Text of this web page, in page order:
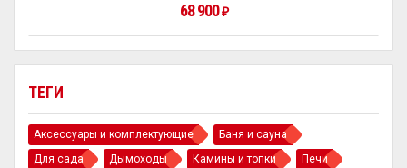
ТЕГИ
Аксессуары и комплектующие
Баня и сауна
Для сада
Дымоходы Камины и топки
Печи
68 900₽